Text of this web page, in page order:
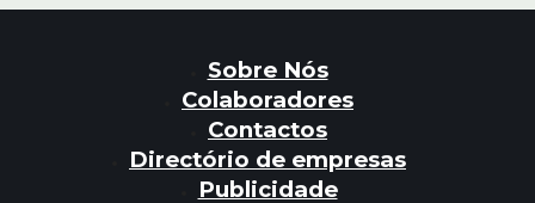
Sobre Nós
Colaboradores
Contactos
Directório de empresas
Publicidade